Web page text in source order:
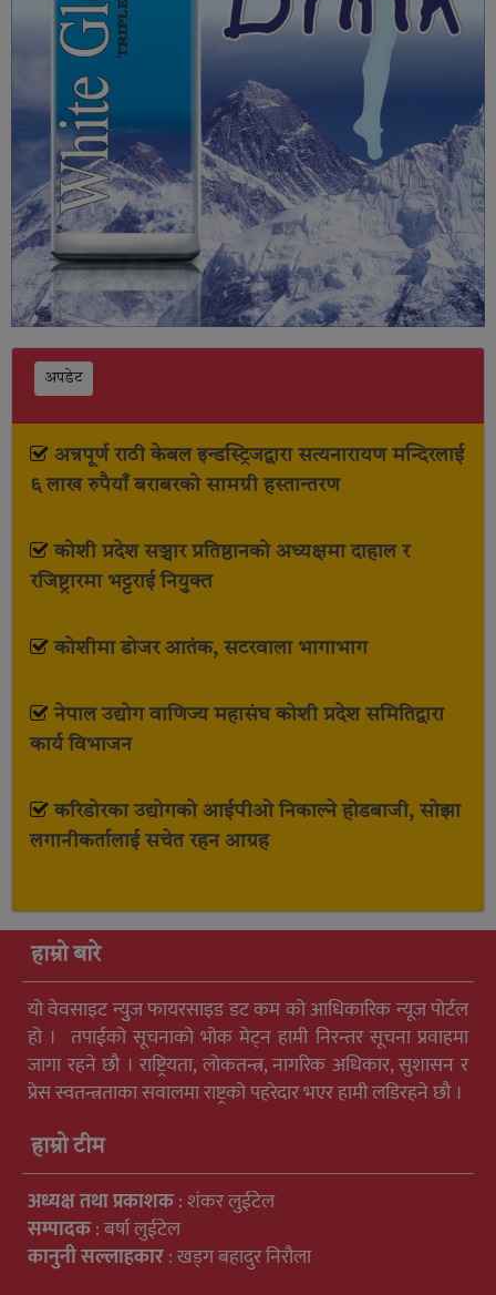
अपडेट
अन्नपूर्ण राठी केबल इन्डस्ट्रिजद्वारा सत्यनारायण मन्दिरलाई
६ लाख रुपैयाँ बराबरको सामग्री हस्तान्तरण
कोशी प्रदेश सञ्चार प्रतिष्ठानको अध्यक्षमा दाहाल र
रजिष्ट्रारमा भट्टराई नियुक्त
कोशीमा डोजर आतंक, सटरवाला भागाभाग
नेपाल उद्योग वाणिज्य महासंघ कोशी प्रदेश समितिद्वारा
कार्य विभाजन
करिडोरका उद्योगको आईपीओ निकाल्ने होडबाजी, सोझा
लगानीकर्तालाई सचेत रहन आग्रह
हाम्रो बारे
यो वेवसाइट न्युुज फायरसाइड डट कम को आधिकारिक न्यूज पोर्टल
हो । तपाईको सूचनाको भोक मेट्न हामी निरन्तर सूचना प्रवाहमा
जागा रहने छौ । राष्ट्रियता, लोकतन्त्र, नागरिक अधिकार, सुशासन र
प्रेस स्वतन्त्रताका सवालमा राष्ट्रको पहरेदार भएर हामी लडिरहने छौ ।
हाम्रो टीम
अध्यक्ष तथा प्रकाशक: शंकर लुईटेल
सम्पादक: बर्षा लुईटेल
कानुनी सल्लाहकार: खड्ग बहादुर निरौला